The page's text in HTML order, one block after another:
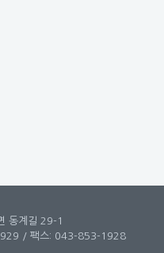
동계길 29-1
/ 팩스: 043-853-1928